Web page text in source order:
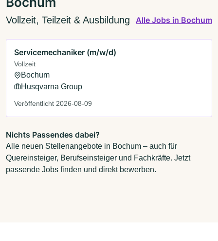
Vollzeit, Teilzeit & Ausbildung Alle Jobs in Bochum
Servicemechaniker (m/w/d)
Vollzeit
Bochum
Husqvarna Group
Veröffentlicht 2026-08-09
Nichts Passendes dabei?
Alle neuen Stellenangebote in Bochum – auch für
Quereinsteiger, Berufseinsteiger und Fachkräfte. Jetzt
passende Jobs finden und direkt bewerben.